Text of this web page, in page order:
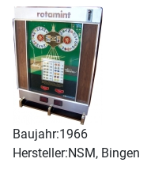
Baujahr:1966
Hersteller:NSM, Bingen